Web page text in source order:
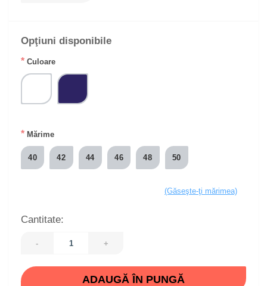
Opţiuni disponibile
* Culoare
* Mărime
40 42 44 46 48 50
(Găseşte-ţi mărimea)
Cantitate:
- +
ADAUGĂ ÎN PUNGĂ